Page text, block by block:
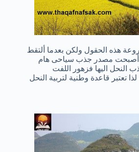
هذه الحقول ولكن بعدما ألتقط
أصبحت مصدر جذب سياحى هام
النحل اليها فزهور اللفت
تعتبر قاعدة وطنية لتربية النحل